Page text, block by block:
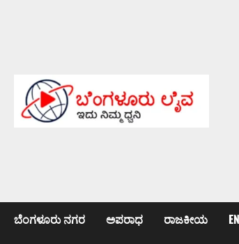
ಬೆಂಗಳೂರು ನಗರ ಅಪರಾಧ ರಾಜಕೀಯ